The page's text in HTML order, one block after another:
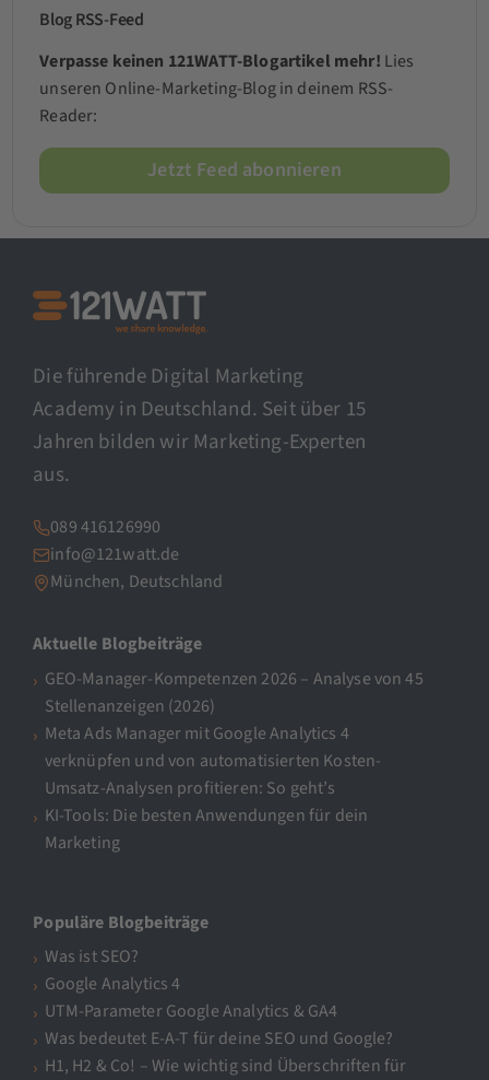
Blog RSS-Feed
Verpasse keinen 121WATT-Blogartikel mehr! Lies
unseren Online-Marketing-Blog in deinem RSS-
Reader:
Jetzt Feed abonnieren
Die führende Digital Marketing
Academy in Deutschland. Seit über 15
Jahren bilden wir Marketing-Experten
aus.
089 416126990
info@121watt.de
München, Deutschland
Aktuelle Blogbeiträge
GEO-Manager-Kompetenzen 2026 – Analyse von 45
Stellenanzeigen (2026)
Meta Ads Manager mit Google Analytics 4
verknüpfen und von automatisierten Kosten-
Umsatz-Analysen profitieren: So geht’s
KI-Tools: Die besten Anwendungen für dein
Marketing
Populäre Blogbeiträge
Was ist SEO?
Google Analytics 4
UTM-Parameter Google Analytics & GA4
Was bedeutet E-A-T für deine SEO und Google?
H1, H2 & Co! – Wie wichtig sind Überschriften für